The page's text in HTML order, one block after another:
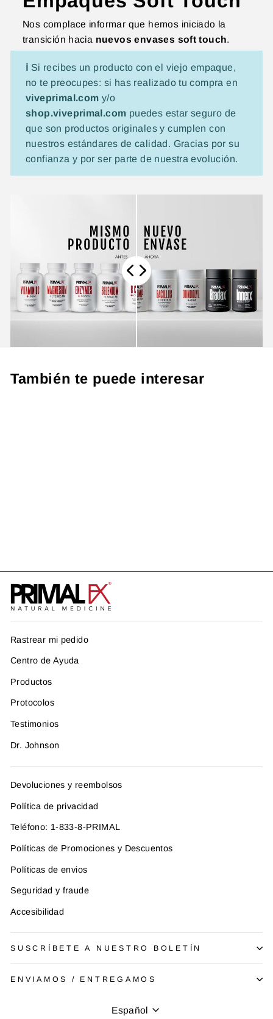
Nos complace informar que hemos iniciado la
transición hacia nuevos envases soft touch.
ℹ️ Si recibes un producto con el viejo empaque,
no te preocupes: si has realizado tu compra en
viveprimal.com y/o
shop.viveprimal.com puedes estar seguro de
que son productos originales y cumplen con
nuestros estándares de calidad. Gracias por su
confianza y por ser parte de nuestra evolución.
También te puede interesar
Rastrear mi pedido
Centro de Ayuda
Productos
Protocolos
Testimonios
Dr. Johnson
Devoluciones y reembolsos
Política de privacidad
Teléfono: 1-833-8-PRIMAL
Políticas de Promociones y Descuentos
Políticas de envios
Seguridad y fraude
Accesibilidad
SUSCRÍBETE A NUESTRO BOLETÍN
ENVIAMOS / ENTREGAMOS
Idioma
Español